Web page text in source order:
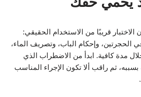
الاختبار قريبًا من الاستخدام الحقيقي:
الحجرتين، وإحكام الباب، وتصريف الماء،
مدة كافية. ابدأ من الاضطراب الذي
ثم راقب ألا تكون الإجراء المناسب